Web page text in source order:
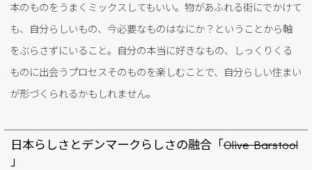
本のものをうまくミックスしてもいい。物があふれる街にでかけて
も、自分らしいもの、今必要なものはなにか？ということから軸
をぶらさずにいること。自分の本当に好きなもの、しっくりくる
ものに出会うプロセスそのものを楽しむことで、自分らしい住まい
が形づくられるかもしれません。
日本らしさとデンマークらしさの融合「Olive Barstool
」